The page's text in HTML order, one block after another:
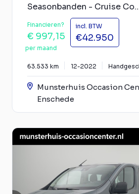
Seasonbanden - Cruise
Financieren?
€ 997,15
per maand
incl. BTW
€42.950
63.533 km 12-2022
Munsterhuis Occasion
Enschede